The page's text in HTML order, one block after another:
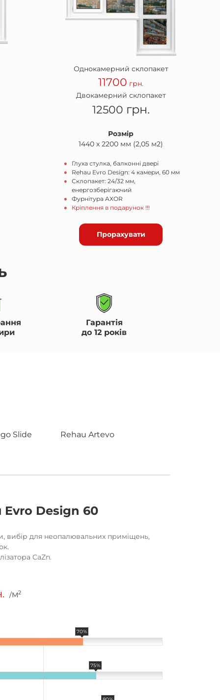
Однокамерний склопакет
11700 грн.
Двокамерний склопакет
12500 грн.
Розмір
1440 х 2200 мм (2,05 м2)
Глуха стулка, балконні двері
Rehau Evro Design: 4 камери, 60 мм
Склопакет: 24/32 мм,
енергозберігаючий
Фурнітура AXOR
Кріплення в подарунок !!!
Прорахувати
Гарантія
до 12 років
Slide Rehau Artevo
Evro Design 60
вибір для неопалювальних приміщень,
CaZn.
/М2
70%
75%